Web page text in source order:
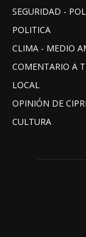
SEGURIDAD -
POLITICA
CLIMA - MEDIO
COMENTARIO A
LOCAL
OPINIÓN DE
CULTURA